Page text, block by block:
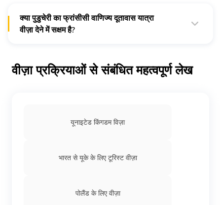
क्या पुडुचेरी का फ्रांसीसी वाणिज्य दूतावास यात्रा
वीज़ा देने में सक्षम है?
वीज़ा प्रक्रियाओं से संबंधित महत्वपूर्ण लेख
यूनाइटेड किंगडम विज़ा
भारत से यूके के लिए टूरिस्ट वीज़ा
पोलैंड के लिए वीज़ा